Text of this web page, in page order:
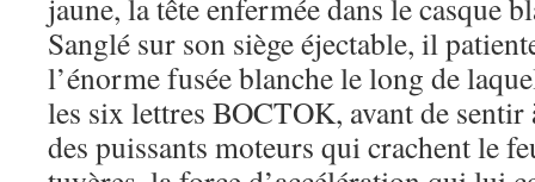
jaune, la tête enfermée dans le casque
Sanglé sur son siège éjectable, il
l’énorme fusée blanche le long de
les six lettres BOCTOK, avant de sentir
des puissants moteurs qui crachent le